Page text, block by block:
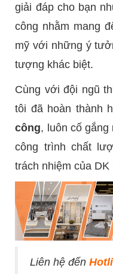
giải đáp cho bạn
công nhằm mang
mỹ với những ý
tượng khác biệt.
Cùng với đội ngũ
tôi đã hoàn thành
công, luôn cố gắng
công trình chất
trách nhiệm của DK
Liên hệ đến